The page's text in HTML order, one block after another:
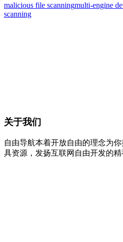
malicious file scanningmulti-engine
scanning
关于我们
自由导航本着开放自由的理念为
具资源，发扬互联网自由开发的精